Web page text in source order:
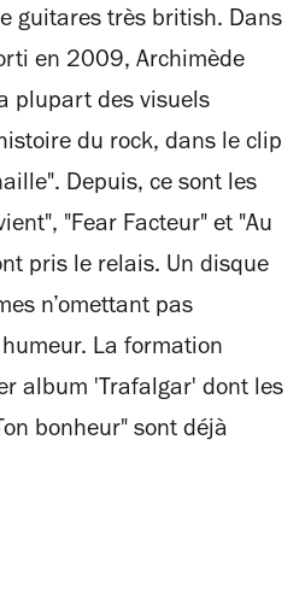
guitares très british. Dans
en 2009, Archimède
plupart des visuels
du rock, dans le clip
Depuis, ce sont les
"Fear Facteur" et "Au
pris le relais. Un disque
n’omettant pas
La formation
album 'Trafalgar' dont les
bonheur" sont déjà